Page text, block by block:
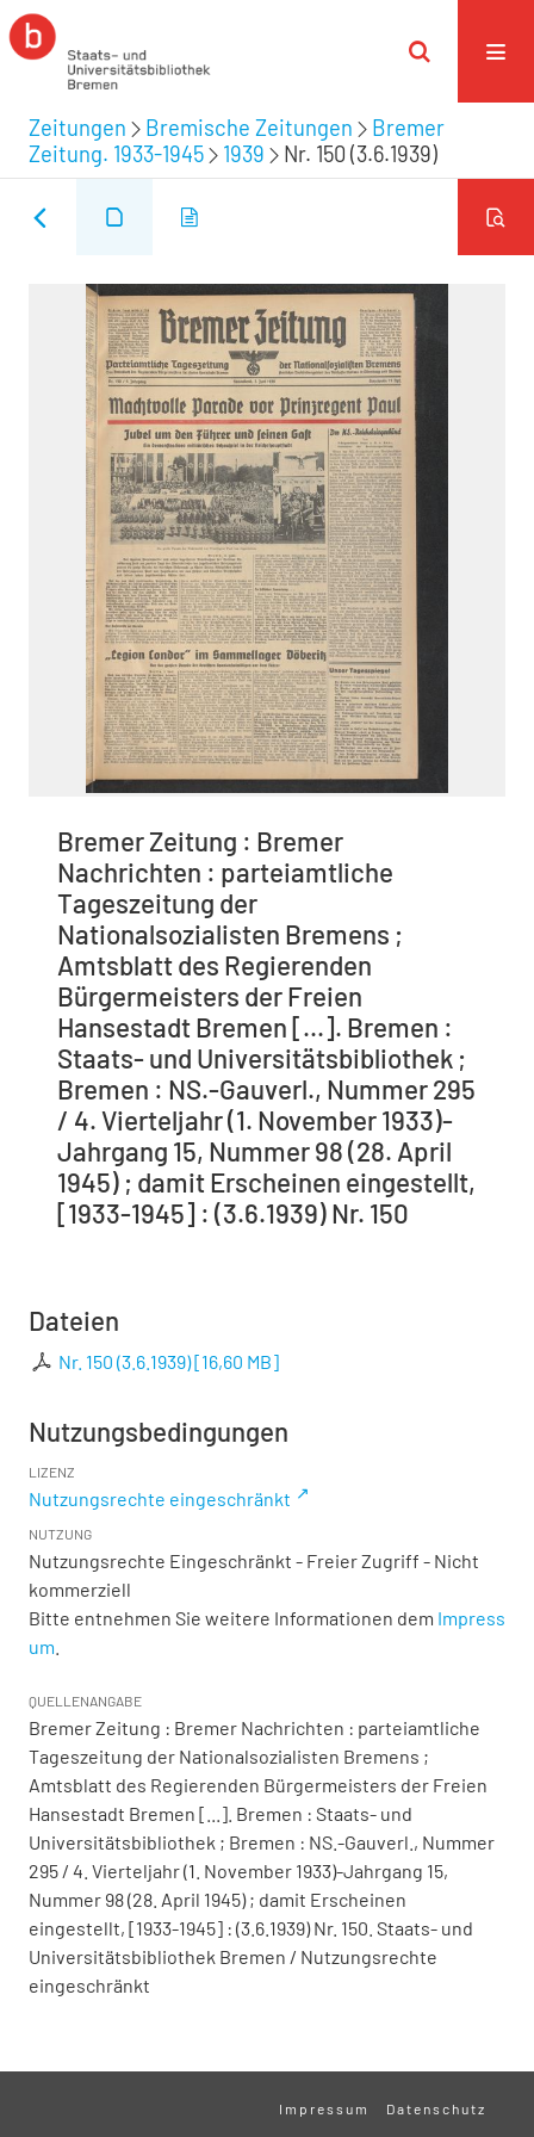
Zeitungen Bremische Zeitungen
Bremer
Zeitung. 1933-1945
1939 Nr. 150 (3.6.1939)
Bremer Zeitung : Bremer
Nachrichten : parteiamtliche
Tageszeitung der
Nationalsozialisten Bremens ;
Amtsblatt des Regierenden
Bürgermeisters der Freien
Hansestadt Bremen [...]. Bremen :
Staats- und Universitätsbibliothek ;
Bremen : NS.-Gauverl., Nummer 295
/ 4. Vierteljahr (1. November 1933)-
Jahrgang 15, Nummer 98 (28. April
1945) ; damit Erscheinen eingestellt,
[1933-1945] : (3.6.1939) Nr. 150
Dateien
Nr. 150 (3.6.1939)[16,60 MB]
Nutzungsbedingungen
LIZENZ
Nutzungsrechte eingeschränkt
NUTZUNG
Nutzungsrechte Eingeschränkt - Freier Zugriff - Nicht
kommerziell
Bitte entnehmen Sie weitere Informationen dem Impress
um
QUELLENANGABE
Bremer Zeitung : Bremer Nachrichten : parteiamtliche
Tageszeitung der Nationalsozialisten Bremens ;
Amtsblatt des Regierenden Bürgermeisters der Freien
Hansestadt Bremen [...]. Bremen : Staats- und
Universitätsbibliothek ; Bremen : NS.-Gauverl., Nummer
295 / 4. Vierteljahr (1. November 1933)-Jahrgang 15,
Nummer 98 (28. April 1945) ; damit Erscheinen
eingestellt, [1933-1945] : (3.6.1939) Nr. 150. Staats- und
Universitätsbibliothek Bremen / Nutzungsrechte
eingeschränkt
Impressum Datenschutz